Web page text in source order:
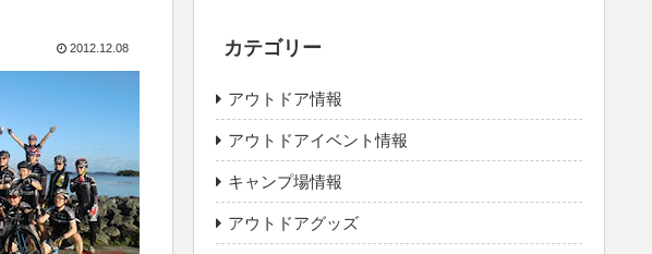
2012.12.08 カテゴリー
アウトドア情報
アウトドアイベント情報
キャンプ場情報
アウトドアグッズ